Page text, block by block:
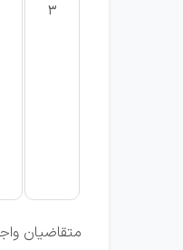
3
متقاضیان